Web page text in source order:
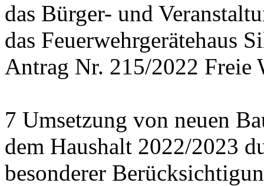
das Bürger- und
das Feuerwehrgerätehaus
Antrag Nr. 215/2022 Freie
7 Umsetzung von neuen
dem Haushalt 2022/2023
besonderer